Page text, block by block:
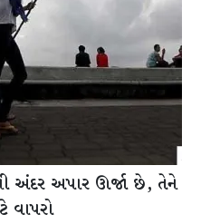
અંદર અપાર ઊર્જા છે, તેને
વાપરો